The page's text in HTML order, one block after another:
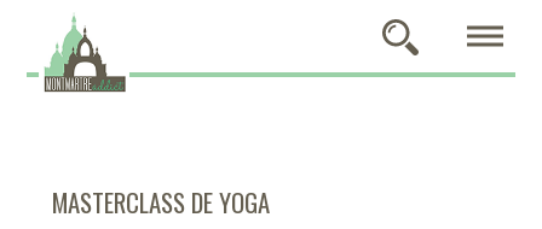
MASTERCLASS DE YOGA